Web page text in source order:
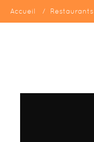
Accueil Restaurants